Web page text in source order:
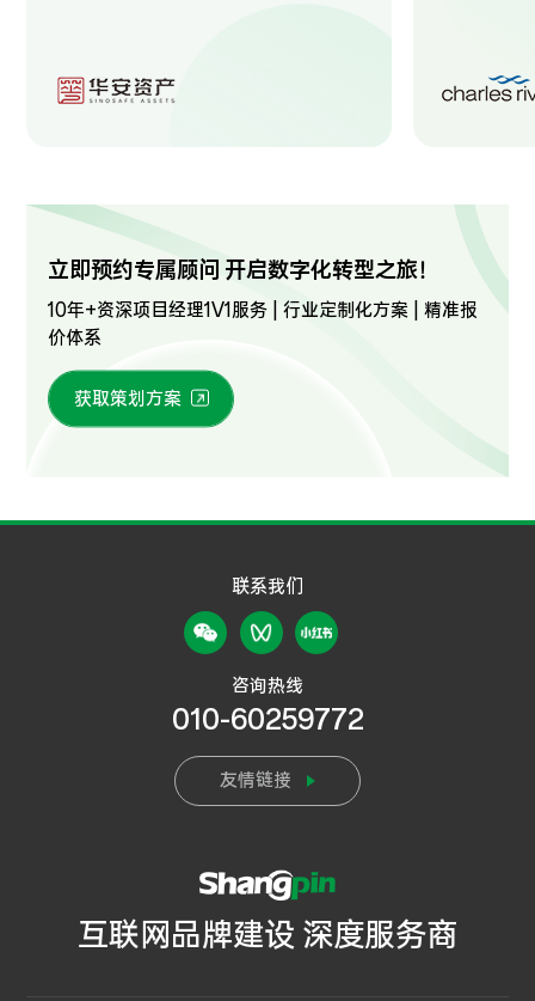
立即预约专属顾问 开启数字化转型之旅！
10年+资深项目经理1V1服务 | 行业定制化方案 | 精准报
价体系
获取策划方案
联系我们
咨询热线
010-60259772
友情链接
互联网品牌建设 深度服务商